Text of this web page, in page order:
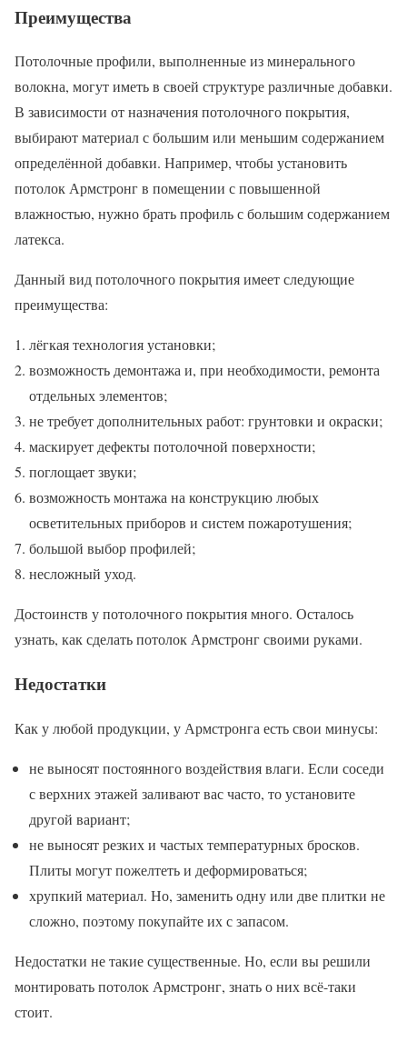
Преимущества
Потолочные профили, выполненные из минерального
волокна, могут иметь в своей структуре различные добавки.
В зависимости от назначения потолочного покрытия,
выбирают материал с большим или меньшим содержанием
определённой добавки. Например, чтобы установить
потолок Армстронг в помещении с повышенной
влажностью, нужно брать профиль с большим содержанием
латекса.
Данный вид потолочного покрытия имеет следующие
преимущества:
лёгкая технология установки;
возможность демонтажа и, при необходимости, ремонта
отдельных элементов;
не требует дополнительных работ: грунтовки и окраски;
маскирует дефекты потолочной поверхности;
поглощает звуки;
возможность монтажа на конструкцию любых
осветительных приборов и систем пожаротушения;
большой выбор профилей;
несложный уход.
Достоинств у потолочного покрытия много. Осталось
узнать, как сделать потолок Армстронг своими руками.
Недостатки
Как у любой продукции, у Армстронга есть свои минусы:
не выносят постоянного воздействия влаги. Если соседи
с верхних этажей заливают вас часто, то установите
другой вариант;
не выносят резких и частых температурных бросков.
Плиты могут пожелтеть и деформироваться;
хрупкий материал. Но, заменить одну или две плитки не
сложно, поэтому покупайте их с запасом.
Недостатки не такие существенные. Но, если вы решили
монтировать потолок Армстронг, знать о них всё-таки
стоит.